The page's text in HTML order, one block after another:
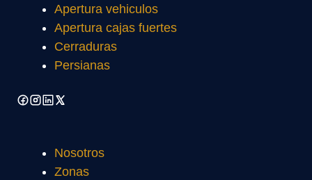
Apertura vehiculos
Apertura cajas fuertes
Cerraduras
Persianas
Nosotros
Zonas